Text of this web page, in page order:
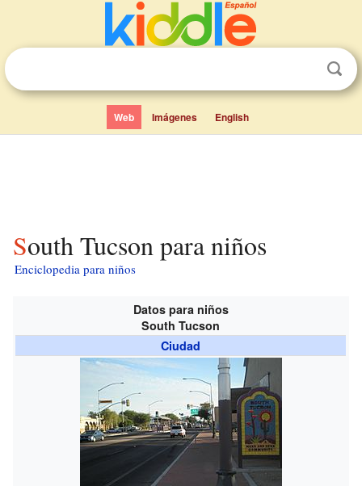
Web Imágenes English
South Tucson para niños
Enciclopedia para niños
Datos para niños
South Tucson
Ciudad